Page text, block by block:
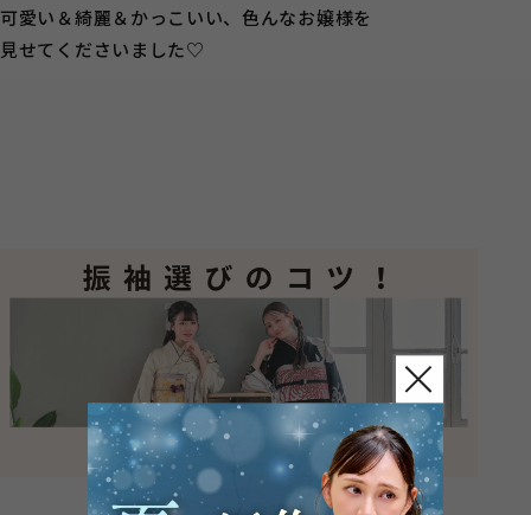
可愛い＆綺麗＆かっこいい、色んなお嬢様を
見せてくださいました♡